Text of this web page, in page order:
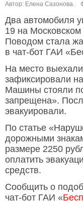
Автор: Елена Сазонова.
Два автомобиля
19 на
Поводом стала
в чат-бот ГАИ
На место
зафиксировали
Машины стояли
запрещена».
эвакуировали.
По статье
дорожными
размере 2250
оплатить
средств.
Сообщить о
чат-бот ГАИ «